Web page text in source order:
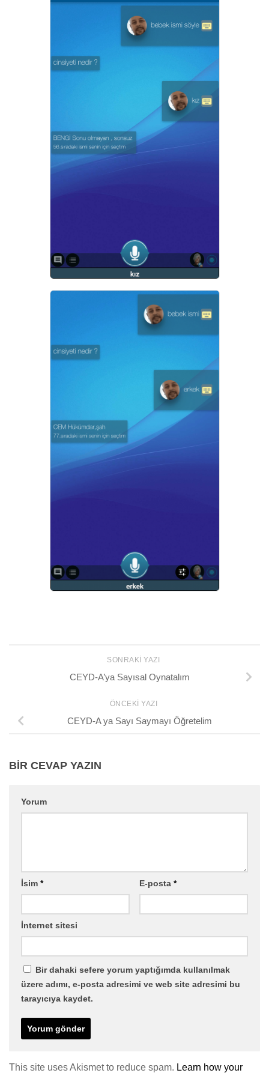
SONRAKI YAZI
CEYD-A’ya Sayısal Oynatalım
ÖNCEKI YAZI
CEYD-A ya Sayı Saymayı Öğretelim
BIR CEVAP YAZIN
Yorum
İsim * E-posta *
İnternet sitesi
Bir dahaki sefere yorum yaptığımda kullanılmak
üzere adımı, e-posta adresimi ve web site adresimi bu
tarayıcıya kaydet.
This site uses Akismet to reduce spam. Learn how your